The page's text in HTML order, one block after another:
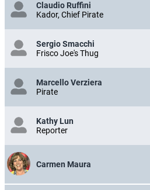
Claudio Ruffini
Kador, Chief Pirate
Sergio Smacchi
Frisco Joe's Thug
Marcello Verziera
Pirate
Kathy Lun
Reporter
Carmen Maura